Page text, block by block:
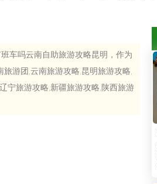
车吗云南自助旅游攻略昆明，作为
游团,云南旅游攻略,昆明旅游攻略,
宁旅游攻略,新疆旅游攻略,陕西旅游